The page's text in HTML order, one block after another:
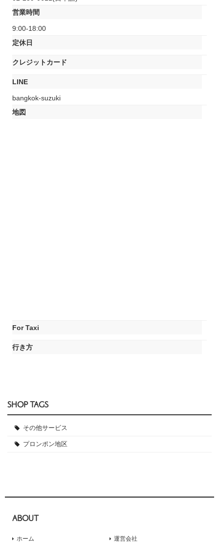
営業時間
9:00-18:00
定休日
クレジットカード
LINE
bangkok-suzuki
地図
For Taxi
行き方
SHOP TAGS
その他サービス
プロンポン地区
ABOUT
ホーム
運営会社